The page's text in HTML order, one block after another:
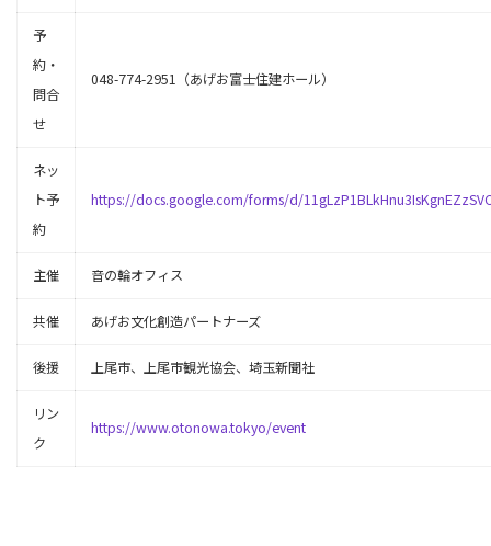
予
約・
問合
せ
048-774-2951（あげお富士住建ホール）
ネッ
ト予
約
https://docs.google.com/forms/d/
主催 音の輪オフィス
共催 あげお文化創造パートナーズ
後援 上尾市、上尾市観光協会、埼玉新聞社
リン
ク
https://www.otonowa.tokyo/event